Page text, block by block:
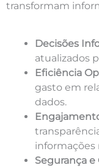
transformam
Decisões
atualizados
Eficiência
gasto em
dados.
informações
Segurança